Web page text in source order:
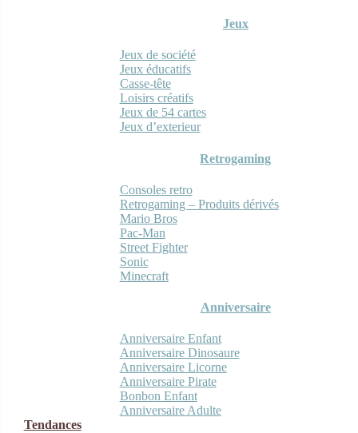
Jeux
Jeux de société
Jeux éducatifs
Casse-tête
Loisirs créatifs
Jeux de 54 cartes
Jeux d’exterieur
Retrogaming
Consoles retro
Retrogaming – Produits dérivés
Mario Bros
Pac-Man
Street Fighter
Sonic
Minecraft
Anniversaire
Anniversaire Enfant
Anniversaire Dinosaure
Anniversaire Licorne
Anniversaire Pirate
Bonbon Enfant
Anniversaire Adulte
Tendances